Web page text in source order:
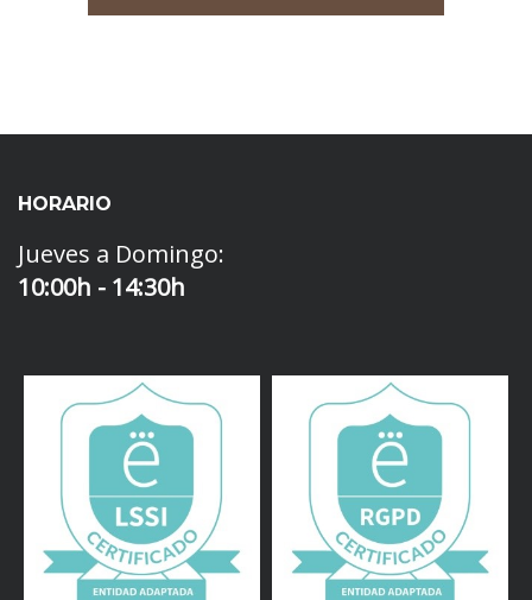
HORARIO
Jueves a Domingo:
10:00h - 14:30h